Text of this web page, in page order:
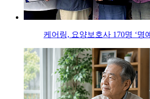
케어링, 요양보호사 170명 ‘명